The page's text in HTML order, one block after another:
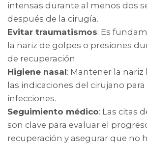
intensas durante al menos dos
después de la cirugía.
Evitar traumatismos: Es
la nariz de golpes o presiones
de recuperación.
Higiene nasal: Mantener la
las indicaciones del cirujano
infecciones.
Seguimiento médico: Las citas
son clave para evaluar el
recuperación y asegurar que no